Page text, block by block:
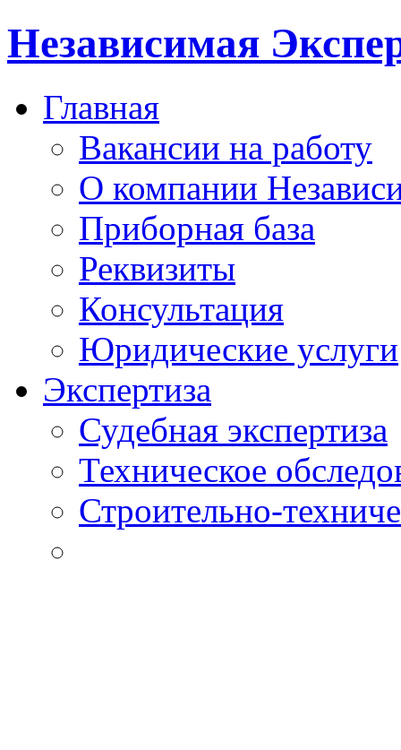
Независимая
Главная
Вакансии на работу
О компании
Приборная база
Реквизиты
Консультация
Юридические услуги
Экспертиза
Судебная экспертиза
Техническое
Строительно-